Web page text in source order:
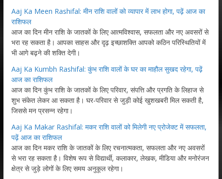
Aaj Ka Meen Rashifal: मीन राशि वालों को व्यापार में लाभ होगा, पढ़ें आज का
राशिफल
आज का दिन मीन राशि के जातकों के लिए आत्मविश्वास, सफलता और नए अवसरों से
भरा रह सकता है। आपका साहस और दृढ़ इच्छाशक्ति आपको कठिन परिस्थितियों में
भी आगे बढ़ने की शक्ति देगी।
Aaj Ka Kumbh Rashifal: कुंभ राशि वालों के घर का माहौल सुखद रहेगा, पढ़ें
आज का राशिफल
आज का दिन कुंभ राशि के जातकों के लिए परिवार, संपत्ति और प्रगति के लिहाज से
शुभ संकेत लेकर आ सकता है। घर-परिवार से जुड़ी कोई खुशखबरी मिल सकती है,
जिससे मन प्रसन्न रहेगा।
Aaj Ka Makar Rashifal: मकर राशि वालों को मिलेगी नए प्रोजेक्ट में सफलता,
पढ़ें आज का राशिफल
आज का दिन मकर राशि के जातकों के लिए रचनात्मकता, सफलता और नए अवसरों
से भरा रह सकता है। विशेष रूप से विद्यार्थी, कलाकार, लेखक, मीडिया और मनोरंजन
क्षेत्र से जुड़े लोगों के लिए समय अनुकूल रहेगा।